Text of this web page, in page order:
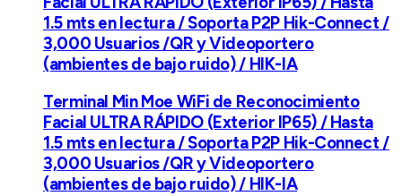
1.5 mts en lectura / Soporta P2P Hik-Connect /
3,000 Usuarios /QR y Videoportero
(ambientes de bajo ruido) / HIK-IA
Terminal Min Moe WiFi de Reconocimiento
Facial ULTRA RÁPIDO (Exterior IP65) / Hasta
1.5 mts en lectura / Soporta P2P Hik-Connect /
3,000 Usuarios /QR y Videoportero
(ambientes de bajo ruido) / HIK-IA